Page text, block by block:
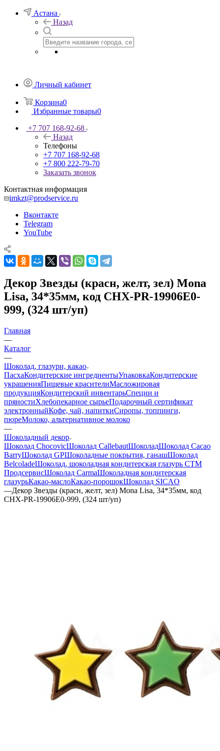
Астана
Назад
Личный кабинет
Корзина0
Избранные товары0
+7 707 168-92-68
Назад
Телефоны
+7 707 168-92-68
+7 800 222-79-70
Заказать звонок
Контактная информация
imkzt@prodservice.ru
Вконтакте
Telegram
YouTube
Декор Звезды (красн, желт, зел) Mona
Lisa, 34*35мм, код CHX-PR-19906E0-
999, (324 шт/уп)
Главная
—
Каталог
—
Шоколад, глазури, какао
ПасхаКондитерские ингредиентыУпаковкаКондитерские
украшенияПищевые красителиМасложировая
продукцияКондитерский инвентарьСпеции и
пряностиХлебопекарное сырьеПодарочный сертификат
электронныйКофе, чай, напиткиСиропы, топпинги,
пюреМолоко, альтернативное молоко
—
Шоколадный декор
Шоколад ChocovicШоколад CallebautШоколадШоколад Cacao
BarryШоколад GPШоколадные покрытия, ганашШоколад
BelcoladeШоколад, шоколадная кондитерская глазурь СТМ
ПродсервисШоколад CarmaШоколадная кондитерская
глазурьКакао-маслоКакао-порошокШоколад SICAO
—Декор Звезды (красн, желт, зел) Mona Lisa, 34*35мм, код
CHX-PR-19906E0-999, (324 шт/уп)